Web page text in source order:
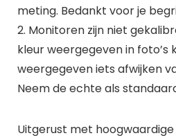
meting. Bedankt voor je
2. Monitoren zijn niet
kleur weergegeven in foto’s
weergegeven iets afwijken
Neem de echte als
Uitgerust met